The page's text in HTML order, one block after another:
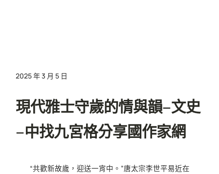
2025 年 3 月 5 日
現代雅士守歲的情與韻–文史
–中找九宮格分享國作家網
“共歡新故歲，迎送一宵中。”唐太宗李世平易近在